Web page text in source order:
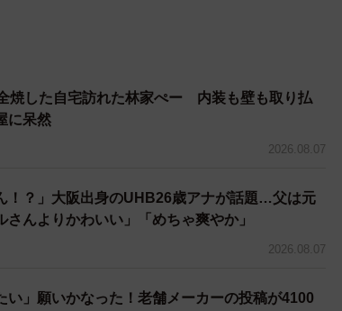
変えているのが分かります（画像提供／笠岡市立図書館、
キャプチャ撮影）
焼した自宅訪れた林家ぺー 内装も壁も取り払
に呆然
2026.08.07
！？」大阪出身のUHB26歳アナが話題…父は元
んよりかわいい」「めちゃ爽やか」
2026.08.07
い」願いかなった！老舗メーカーの投稿が4100